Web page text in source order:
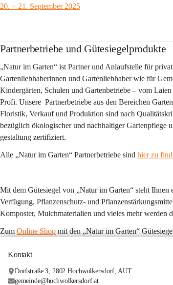
20. + 21. September 2025
Partnerbetriebe und Gütesiegelprodukte
„Natur im Garten“ ist Partner und Anlaufstelle für
Gartenliebhaberinnen und Gartenliebhaber wie für
Kindergärten, Schulen und Gartenbetriebe – vom
Profi. Unsere  Partnerbetriebe aus den Bereichen
Floristik, Verkauf und Produktion sind nach
bezüglich ökologischer und nachhaltiger Gartenpflege
gestaltung zertifiziert.
Alle „Natur im Garten“ Partnerbetriebe sind hier zu
Mit dem Gütesiegel von „Natur im Garten“ steht
Verfügung. Pflanzenschutz- und
Komposter, Mulchmaterialien und vieles mehr werden
Zum Online Shop mit den „Natur im Garten“
Kontakt
Dorfstraße 3, 2802 Hochwolkersdorf, AUT
gemeinde@hochwolkersdorf.at